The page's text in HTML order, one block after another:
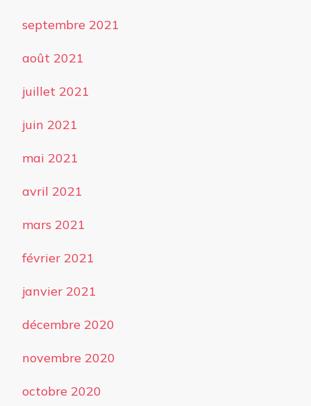
septembre 2021
août 2021
juillet 2021
juin 2021
mai 2021
avril 2021
mars 2021
février 2021
janvier 2021
décembre 2020
novembre 2020
octobre 2020